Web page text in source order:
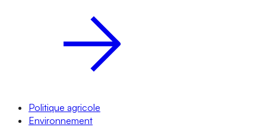
Politique agricole
Environnement